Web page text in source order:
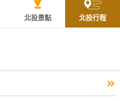
北投景點 北投行程
»